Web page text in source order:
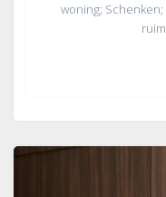
woning;